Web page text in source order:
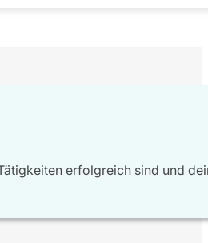
erfolgreich sind und